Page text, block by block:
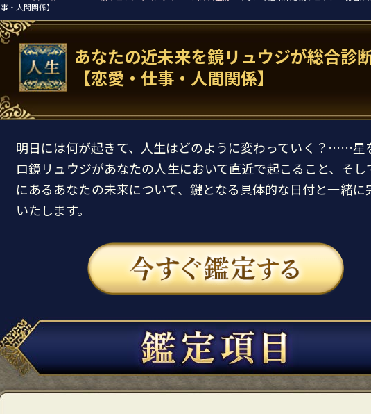
事・人間関係】
あなたの近未来を鏡リュウジが総合診
【恋愛・仕事・人間関係】
明日には何が起きて、人生はどのように変わっていく？……星
ロ鏡リュウジがあなたの人生において直近で起こること、そし
にあるあなたの未来について、鍵となる具体的な日付と一緒に
いたします。